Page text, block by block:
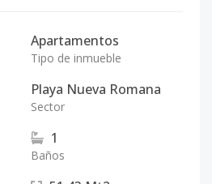
Apartamentos
Tipo de inmueble
Playa Nueva Romana
Sector
1
Baños